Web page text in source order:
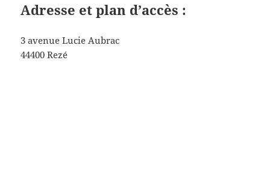
Adresse et plan d’accès :
3 avenue Lucie Aubrac
44400 Rezé